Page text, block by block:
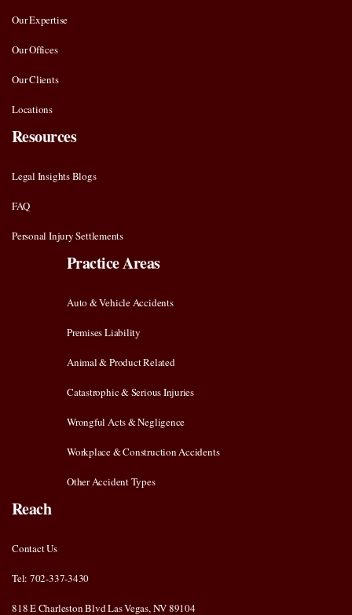
Our Expertise
Our Offices
Our Clients
Locations
Resources
Legal Insights Blogs
FAQ
Personal Injury Settlements
Practice Areas
Auto & Vehicle Accidents
Premises Liability
Animal & Product Related
Catastrophic & Serious Injuries
Wrongful Acts & Negligence
Workplace & Construction Accidents
Other Accident Types
Reach
Contact Us
Tel: 702-337-3430
818 E Charleston Blvd Las Vegas, NV 89104